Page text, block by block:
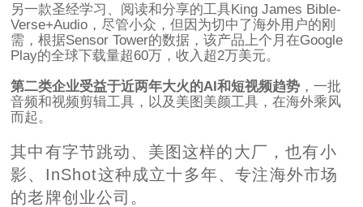
另一款圣经学习、阅读和分享的工具King James Bible-
Verse+Audio，尽管小众，但因为切中了海外用户的刚
需，根据Sensor Tower的数据，该产品上个月在Google
Play的全球下载量超60万，收入超2万美元。
第二类企业受益于近两年大火的AI和短视频趋势 ，一批
音频和视频剪辑工具，以及美图美颜工具，在海外乘风
而起。
其中有字节跳动、美图这样的大厂，也有小
影、InShot这种成立十多年、专注海外市场
的老牌创业公司。